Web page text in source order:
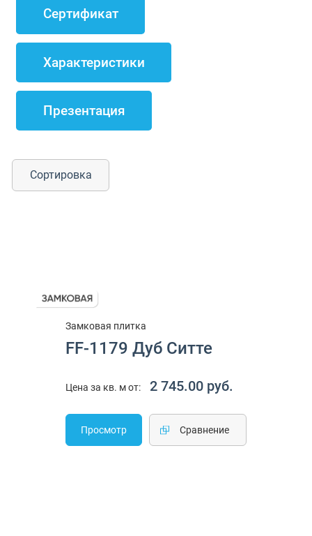
Сертификат
Характеристики
Презентация
Сортировка
Замковая плитка
FF-1179 Дуб Ситте
Цена за кв. м от: 2 745.00 руб.
Просмотр Cравнение